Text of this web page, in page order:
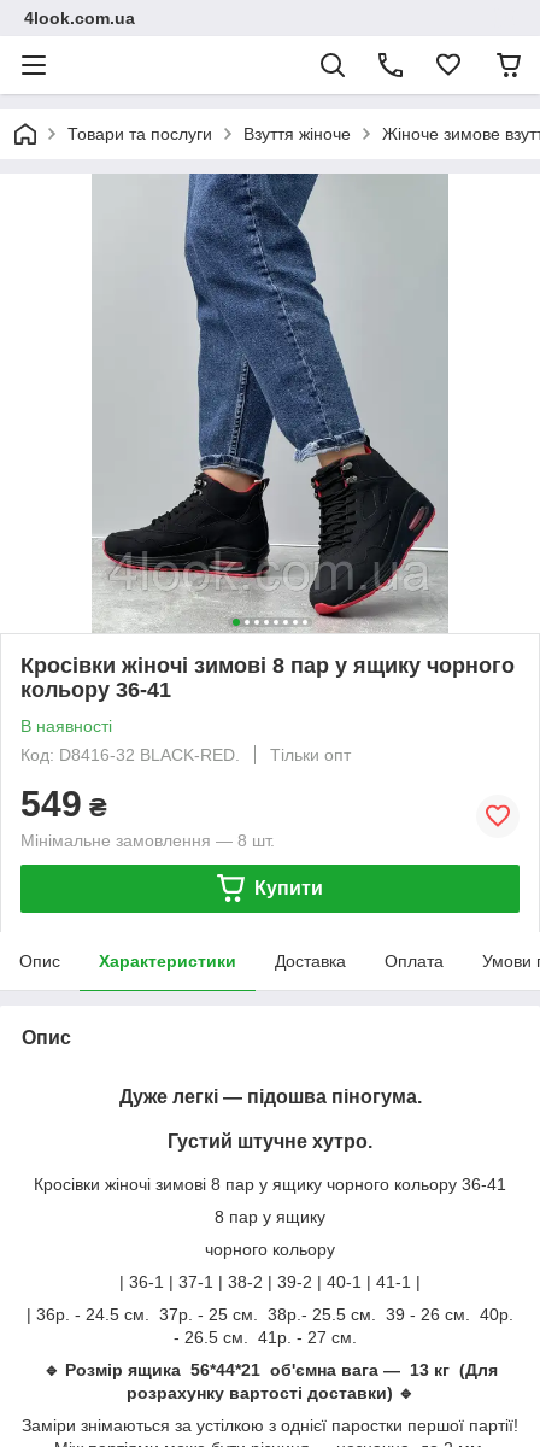
4look.com.ua
Товари та послуги Взуття жіноче Жіноче зимове
Кросівки жіночі зимові 8 пар у ящику чорного
кольору 36-41
В наявності
Код: D8416-32 BLACK-RED.
Тільки опт
549 ₴
Мінімальне замовлення — 8 шт.
Купити
Опис Характеристики Доставка Оплата Умови
Опис
Дуже легкі — підошва піногума.
Густий штучне хутро.
Кросівки жіночі зимові 8 пар у ящику чорного кольору 36-41
8 пар у ящику
чорного кольору
| 36-1 | 37-1 | 38-2 | 39-2 | 40-1 | 41-1 |
| 36р. - 24.5 см. 37р. - 25 см. 38р.- 25.5 см. 39 - 26 см. 40р.
- 26.5 см. 41р. - 27 см.
🔹 Розмір ящика 56*44*21 об'ємна вага — 13 кг (Для
розрахунку вартості доставки) 🔹
Заміри знімаються за устілкою з однієї паростки першої партії!